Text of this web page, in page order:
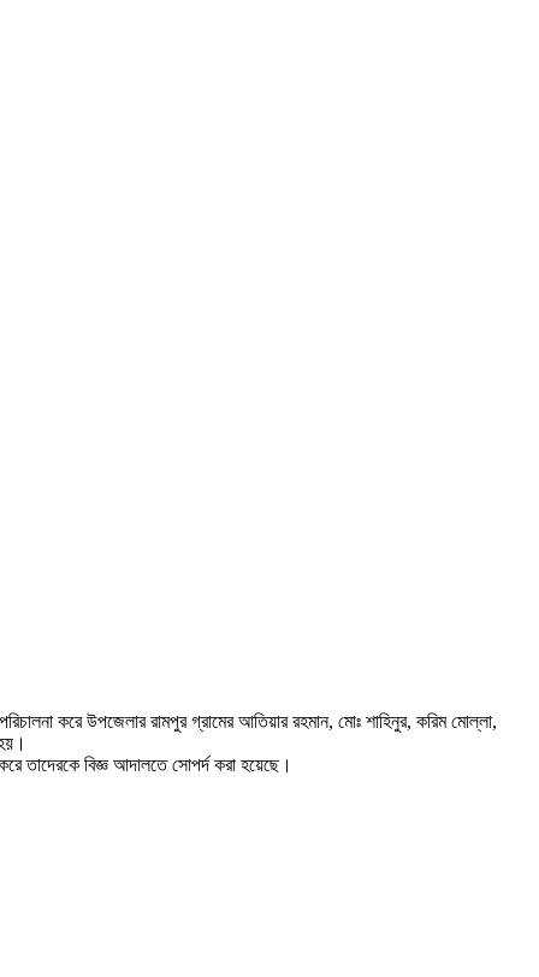
করে উপজেলার রামপুর গ্রামের আতিয়ার রহমান, মোঃ শাহিনুর, করিম মোল্লা,
তাদেরকে বিজ্ঞ আদালতে সোপর্দ করা হয়েছে।